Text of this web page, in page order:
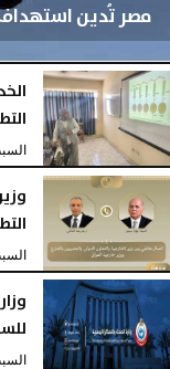
مصر تُدين
السبت، 8 أغسطس 2026 06:13 مـ
السبت، 8
السبت، 8
السبت، 8